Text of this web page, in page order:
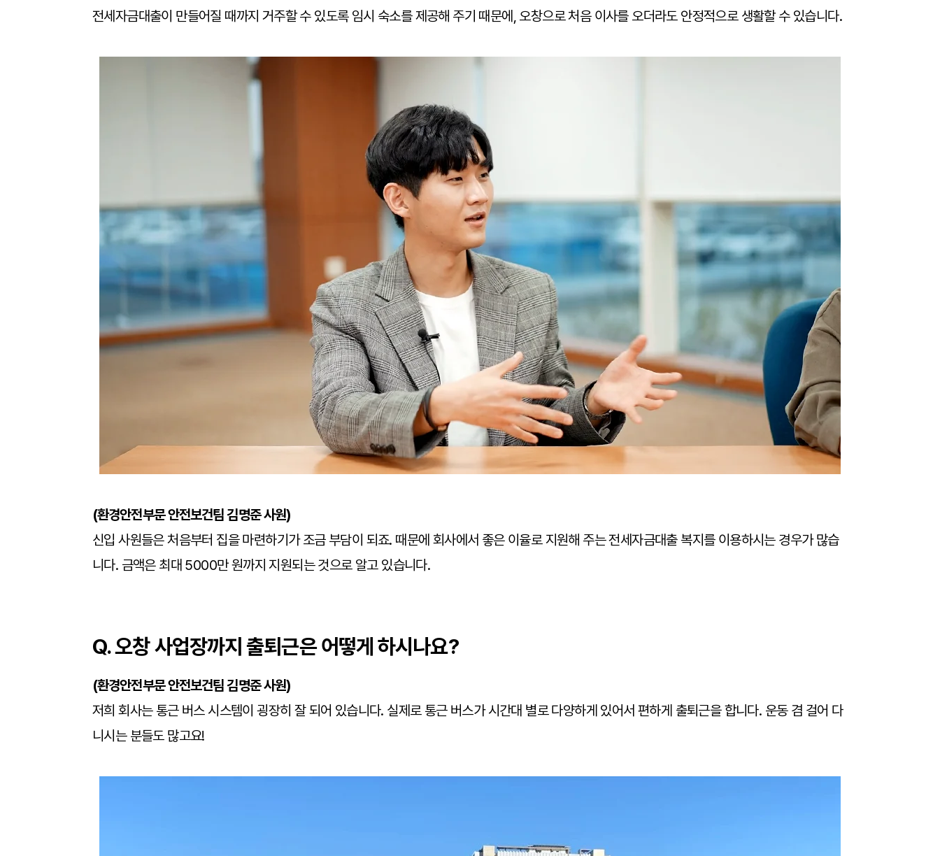
전세자금대출이 만들어질 때까지 거주할 수 있도록 임시 숙소를 제공해 주기 때문에, 오창으로 처음 이사를 오더라도 안정적으로 생활할 수 있습니다.
(환경안전부문 안전보건팀 김명준 사원)
신입 사원들은 처음부터 집을 마련하기가 조금 부담이 되죠. 때문에 회사에서 좋은 이율로 지원해 주는 전세자금대출 복지를 이용하시는 경우가 많습
니다. 금액은 최대 5000만 원까지 지원되는 것으로 알고 있습니다.
Q. 오창 사업장까지 출퇴근은 어떻게 하시나요?
(환경안전부문 안전보건팀 김명준 사원)
저희 회사는 통근 버스 시스템이 굉장히 잘 되어 있습니다. 실제로 통근 버스가 시간대 별로 다양하게 있어서 편하게 출퇴근을 합니다. 운동 겸 걸어 다
니시는 분들도 많고요!